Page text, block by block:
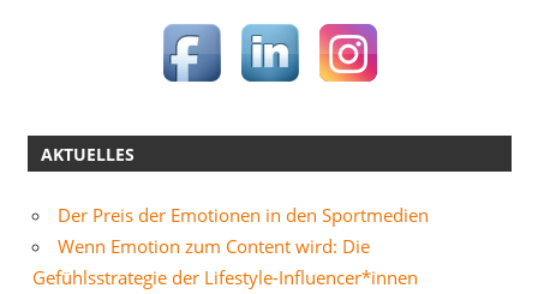
AKTUELLES
Der Preis der Emotionen in den Sportmedien
Wenn Emotion zum Content wird: Die
Gefühlsstrategie der Lifestyle-Influencer*innen